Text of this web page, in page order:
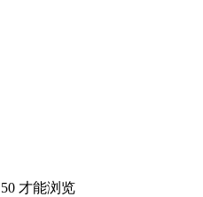
才能浏览